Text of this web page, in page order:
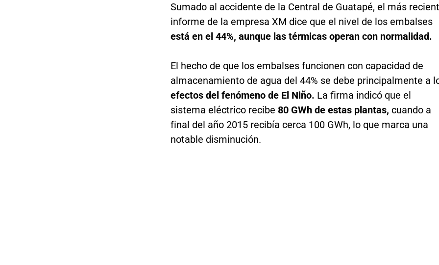
Sumado al accidente de la Central de Guatapé, el más
informe de la empresa XM dice que el nivel de los embalses
está en el 44%, aunque las térmicas operan con normalidad.
El hecho de que los embalses funcionen con capacidad de
almacenamiento de agua del 44% se debe principalmente a
efectos del fenómeno de El Niño. La firma indicó que el
sistema eléctrico recibe 80 GWh de estas plantas, cuando a
final del año 2015 recibía cerca 100 GWh, lo que marca una
notable disminución.